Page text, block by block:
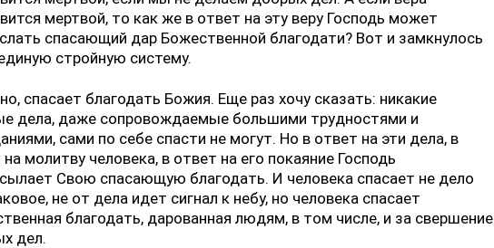
мертвой, то как же в ответ на эту веру Господь может
спасающий дар Божественной благодати? Вот и замкнулось
стройную систему.
спасает благодать Божия. Еще раз хочу сказать: никакие
дела, даже сопровождаемые большими трудностями и
сами по себе спасти не могут. Но в ответ на эти дела, в
молитву человека, в ответ на его покаяние Господь
Свою спасающую благодать. И человека спасает не дело
не от дела идет сигнал к небу, но человека спасает
благодать, дарованная людям, в том числе, и за свершение
дел.